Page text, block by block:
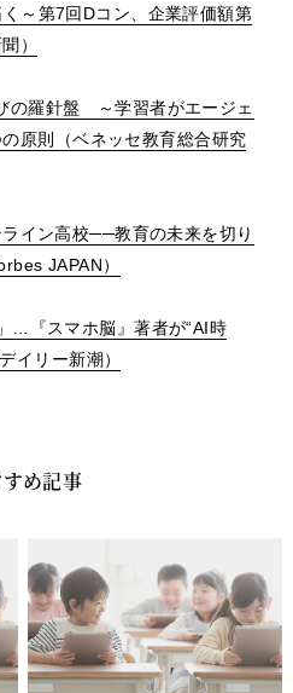
く～第7回 Dコン、企業評価額第
）
の羅針盤 ～学習者がエージェ
原則（ベネッセ教育総合研究
イン高校──教育の未来を切り
JAPAN）
『スマホ脳』著者が“AI時
イリー新潮）
め記事